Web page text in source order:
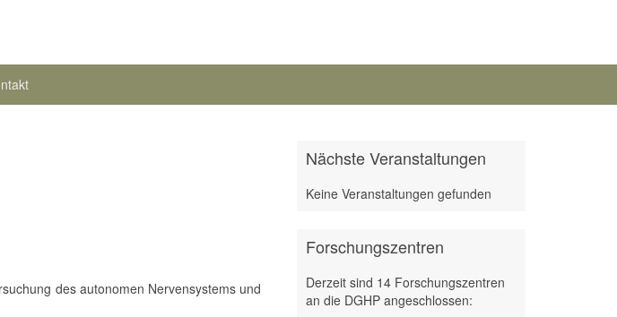
des autonomen Nervensystems und
Nächste Veranstaltungen
Keine Veranstaltungen gefunden
Forschungszentren
Derzeit sind 14 Forschungszentren
an die DGHP angeschlossen: